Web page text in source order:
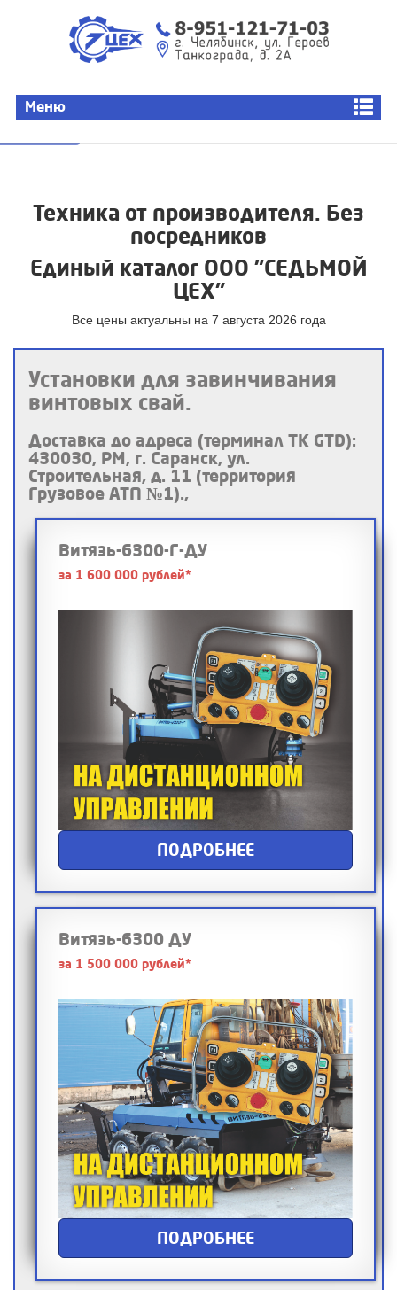
МенюСЕДЬМОЙ ЦЕХ Доставка С
Техника от производителя. Без
посредников
Единый каталог ООО "СЕДЬМОЙ
ЦЕХ"
Все цены актуальны на 7 августа 2026 года
Установки для завинчивания
винтовых свай.
Доставка до адреса (терминал ТК GTD):
430030, РМ, г. Саранск, ул.
Строительная, д. 11 (территория
Грузовое АТП №1).,
Витязь-6300-Г-ДУ
за 1 600 000 рублей*
ПОДРОБНЕЕ
Витязь-6300 ДУ
за 1 500 000 рублей*
ПОДРОБНЕЕ